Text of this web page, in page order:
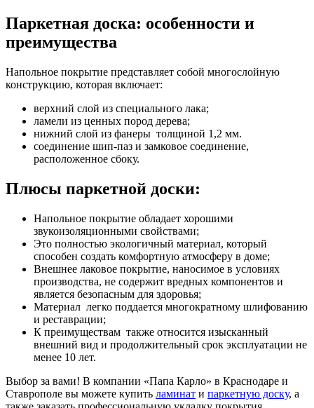
Паркетная доска: особенности и
преимущества
Напольное покрытие представляет собой многослойную
конструкцию, которая включает:
верхний слой из специального лака;
ламели из ценных пород дерева;
нижний слой из фанеры толщиной 1,2 мм.
соединение шип-паз и замковое соединение,
расположенное сбоку.
Плюсы паркетной доски:
Напольное покрытие обладает хорошими
звукоизоляционными свойствами;
Это полностью экологичный материал, который
способен создать комфортную атмосферу в доме;
Внешнее лаковое покрытие, наносимое в условиях
производства, не содержит вредных компонентов и
является безопасным для здоровья;
Материал легко поддается многократному шлифованию
и реставрации;
К преимуществам также относится изысканный
внешний вид и продолжительный срок эксплуатации не
менее 10 лет.
Выбор за вами! В компании «Папа Карло» в Краснодаре и
Ставрополе вы можете купить ламинат и паркетную доску, а